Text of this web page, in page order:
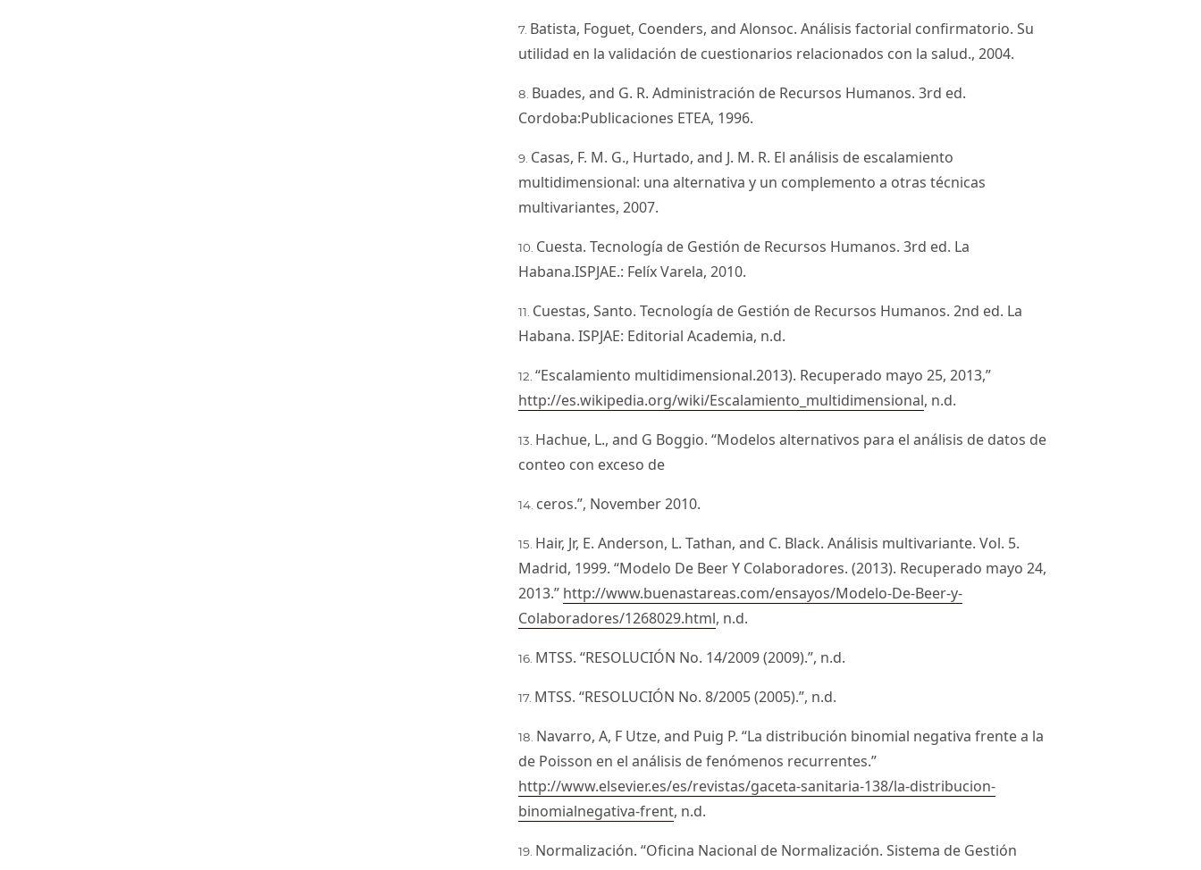
Batista, Foguet, Coenders, and Alonsoc. Análisis factorial confirmatorio. Su
utilidad en la validación de cuestionarios relacionados con la salud., 2004.
Buades, and G. R. Administración de Recursos Humanos. 3rd ed.
Cordoba:Publicaciones ETEA, 1996.
Casas, F. M. G., Hurtado, and J. M. R. El análisis de escalamiento
multidimensional: una alternativa y un complemento a otras técnicas
multivariantes, 2007.
Cuesta. Tecnología de Gestión de Recursos Humanos. 3rd ed. La
Habana.ISPJAE.: Felíx Varela, 2010.
Cuestas, Santo. Tecnología de Gestión de Recursos Humanos. 2nd ed. La
Habana. ISPJAE: Editorial Academia, n.d.
“Escalamiento multidimensional.2013). Recuperado mayo 25, 2013,”
http://es.wikipedia.org/wiki/Escalamiento_multidimensional, n.d.
Hachue, L., and G Boggio. “Modelos alternativos para el análisis de datos de
conteo con exceso de
ceros.”, November 2010.
Hair, Jr, E. Anderson, L. Tathan, and C. Black. Análisis multivariante. Vol. 5.
Madrid, 1999. “Modelo De Beer Y Colaboradores. (2013). Recuperado mayo 24,
2013.” http://www.buenastareas.com/ensayos/Modelo-De-Beer-y-
Colaboradores/1268029.html, n.d.
MTSS. “RESOLUCIÓN No. 14/2009 (2009).”, n.d.
MTSS. “RESOLUCIÓN No. 8/2005 (2005).”, n.d.
Navarro, A, F Utze, and Puig P. “La distribución binomial negativa frente a la
de Poisson en el análisis de fenómenos recurrentes.”
http://www.elsevier.es/es/revistas/gaceta-sanitaria-138/la-distribucion-
binomialnegativa-frent, n.d.
Normalización. “Oficina Nacional de Normalización. Sistema de Gestión